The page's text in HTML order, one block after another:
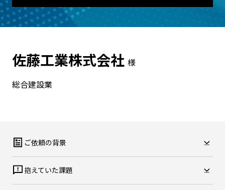
佐藤工業株式会社 様
総合建設業
ご依頼の背景
抱えていた課題